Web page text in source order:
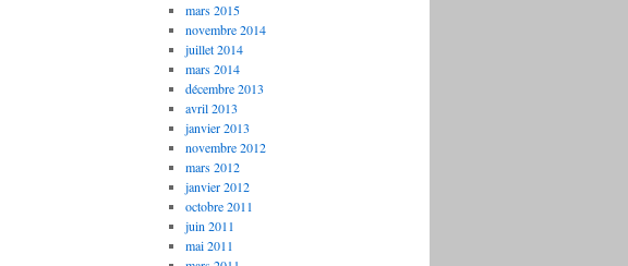
mars 2015
novembre 2014
juillet 2014
mars 2014
décembre 2013
avril 2013
janvier 2013
novembre 2012
mars 2012
janvier 2012
octobre 2011
juin 2011
mai 2011